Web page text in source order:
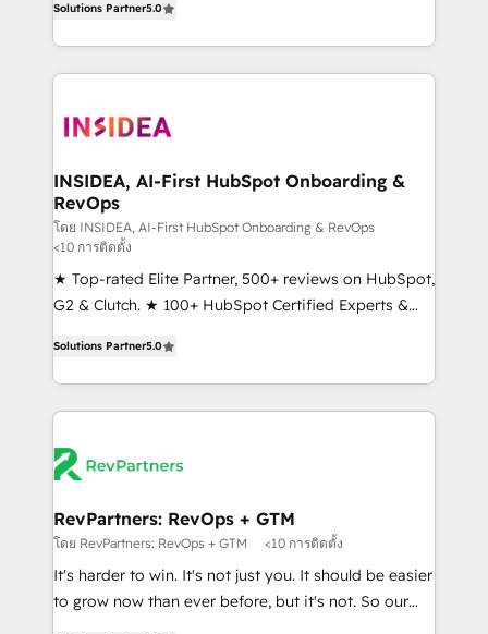
solutions that deliver measurable impact and
transform brand experiences As one of the few full-
service creative agencies in the HubSpot
winning design to build scalable, globally
marketing campaigns, & RevOps frameworks that
fuel long-term success We connect the entire
customer lifecycle through seamless integrations,
ensure long-term adoption with change-
management programs, and align marketing, sales,
and service to drive sustainable growth With 6 key
there’s a good chance one of our globally integrated
teams has worked with clients just like you Let’s
looking for...and get your next big initiative moving!
Solutions Partner5.0
INSIDEA, AI-First HubSpot Onboarding &
RevOps
โดย INSIDEA, AI-First HubSpot Onboarding & RevOps
<10 การติดตั้ง
★ Top-rated Elite Partner, 500+ reviews on HubSpot,
G2 & Clutch. ★ 100+ HubSpot Certified Experts &
across five continents ★ AI-First, RevOps-led,
Onboarding obsessed ★ Company of the Year
2024/25 INSIDEA helps growing companies turn
team, migrate your data, and build AI-powered
your time zone. What we do ➤ Onboarding: Live in
weeks, with workflows built around your business,
not a template. ➤ Migration: Move from any legacy
CRM. Zero downtime, full data integrity. ➤
Solutions Partner5.0
RevPartners: RevOps + GTM
โดย RevPartners: RevOps + GTM <10 การติดตั้ง
It's harder to win. It's not just you. It should be easier
to grow now than ever before, but it's not. So our